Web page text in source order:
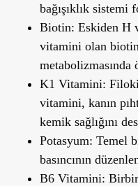
bağışıklık sistemi
Biotin: Eskiden H
vitamini olan
metabolizmasında
K1 Vitamini:
vitamini, kanın
kemik sağlığını
Potasyum: Temel
basıncının
B6 Vitamini: